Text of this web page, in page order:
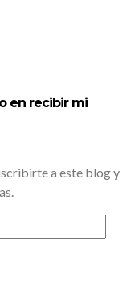
en recibir mi
a este blog y